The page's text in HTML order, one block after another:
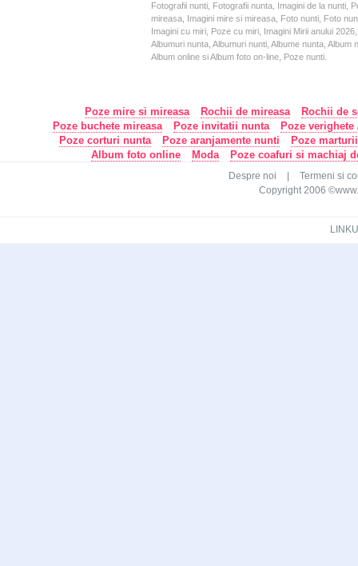
Fotografii nunti, Fotografii nunta, Imagini de la nunti,
mireasa, Imagini mire si mireasa, Foto nunti, Foto
Imagini cu miri, Poze cu miri, Imagini Mirii anului
Albumuri nunta, Albumuri nunti, Albume nunta,
Album online si Album foto on-line, Poze nunti.
Poze mire si mireasa Rochii de mireasa
Rochii de
Poze buchete mireasa
Poze invitatii nunta
Poze
Poze corturi nunta
Poze aranjamente nunti
Poze
Album foto online
Moda Poze coafuri si machiaj
Despre noi
Termeni si
Copyright 2006